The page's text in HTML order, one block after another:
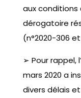
aux conditions
dérogatoire
(n°2020-306
➢ Pour rappel,
mars 2020 a
divers délais